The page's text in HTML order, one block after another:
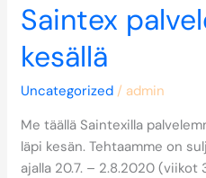
Saintex
kesällä
Uncategorized / admin
Me täällä Saintexilla
läpi kesän. Tehtaamme on
ajalla 20.7. – 2.8.2020 (viikot